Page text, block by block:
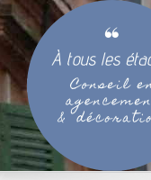
Passer
au
contenu